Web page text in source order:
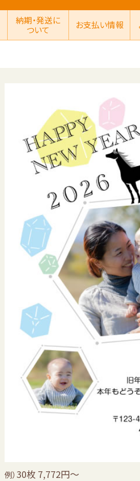
納期・発送に
ついて お支払い情報
例） 30枚 7,772円～